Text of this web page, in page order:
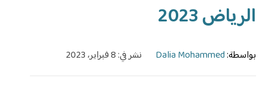
الرياض 2023
بواسطة:Dalia Mohammed نشر في: 8 فبراير، 2023